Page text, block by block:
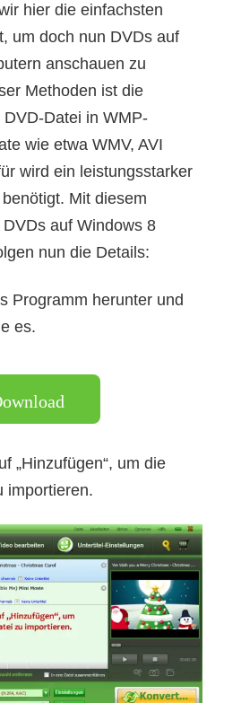
hier die einfachsten
um doch nun DVDs auf
anschauen zu
Methoden ist die
Datei in WMP-
wie etwa WMV, AVI
wird ein leistungsstarker
Mit diesem
auf Windows 8
nun die Details:
Programm herunter und
es.
„Hinzufügen“, um die
importieren.